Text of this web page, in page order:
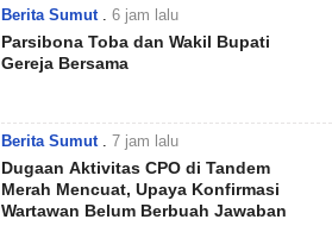
Berita Sumut 6 jam lalu
Parsibona Toba dan Wakil Bupati
Gereja Bersama
Berita Sumut 7 jam lalu
Dugaan Aktivitas CPO di Tandem
Merah Mencuat, Upaya Konfirmasi
Wartawan Belum Berbuah Jawaban